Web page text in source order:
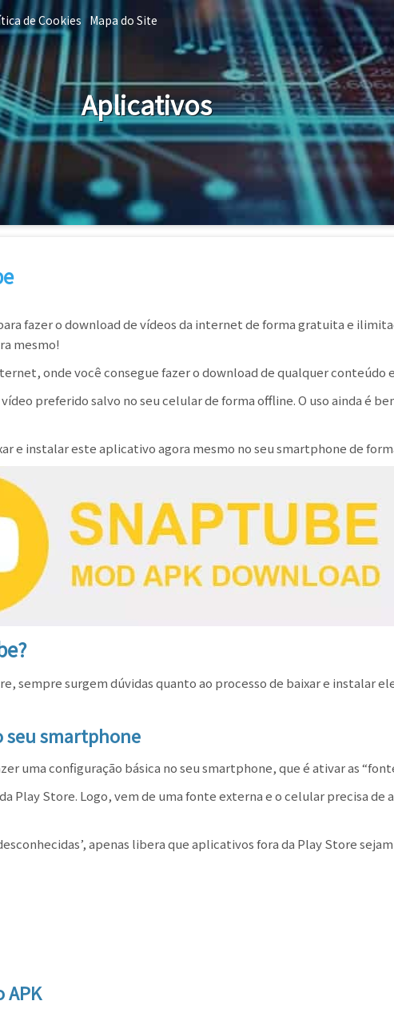
de Cookies Mapa do Site
Aplicativos
fazer o download de vídeos da internet de forma gratuita e
mesmo!
onde você consegue fazer o download de qualquer conteúdo
preferido salvo no seu celular de forma offline. O uso ainda é
e instalar este aplicativo agora mesmo no seu smartphone de
sempre surgem dúvidas quanto ao processo de baixar e instalar
seu smartphone
uma configuração básica no seu smartphone, que é ativar as
Play Store. Logo, vem de uma fonte externa e o celular precisa de
apenas libera que aplicativos fora da Play Store
APK